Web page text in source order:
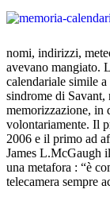
nomi, indirizzi,
avevano mangiato.
calendariale simile
sindrome di Savant,
memorizzazione, in
volontariamente. Il
2006 e il primo ad
James L.McGaugh
una metafora : “è
telecamera sempre